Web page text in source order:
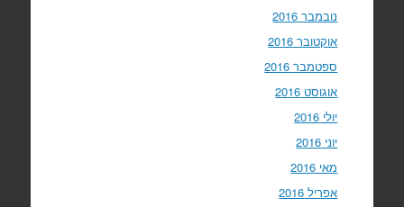
נובמבר 2016
אוקטובר 2016
ספטמבר 2016
אוגוסט 2016
יולי 2016
יוני 2016
מאי 2016
אפריל 2016